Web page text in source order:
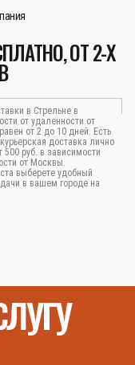
ОТ 2-Х
в Стрельне в
от удаленности от
от 2 до 10 дней. Есть
доставка лично
500 руб. в зависимости
от Москвы.
выберете удобный
в вашем городе на